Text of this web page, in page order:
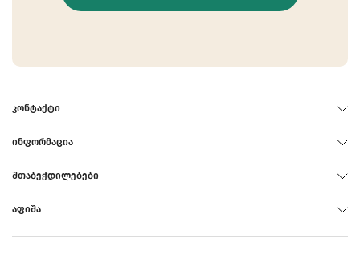
ᲙᲝᲜᲢᲐᲥᲢᲘ
ᲘᲜᲤᲝᲠᲛᲐᲪᲘᲐ
ᲨᲗᲐᲑᲔᲭᲓᲘᲚᲔᲑᲔᲑᲘ
ᲐᲤᲘᲨᲐ